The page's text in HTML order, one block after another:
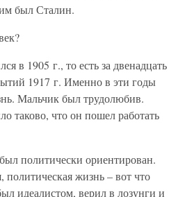
был Сталин.
в 1905 г., то есть за двенадцать
1917 г. Именно в эти годы
Мальчик был трудолюбив.
таково, что он пошел работать
политически ориентирован.
жизнь – вот что
идеалистом, верил в лозунги и